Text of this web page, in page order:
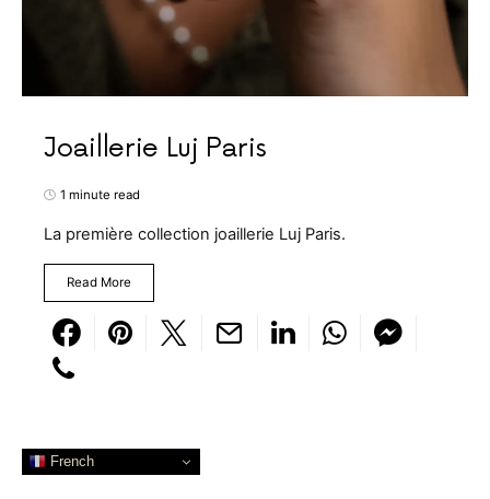
Joaillerie Luj Paris
1 minute read
La première collection joaillerie Luj Paris.
Read More
French